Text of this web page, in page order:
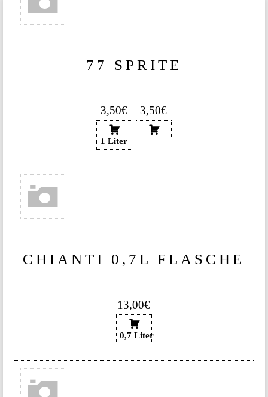
77 SPRITE
3,50€
1 Liter
3,50€
CHIANTI 0,7L FLASCHE
13,00€
0,7 Liter